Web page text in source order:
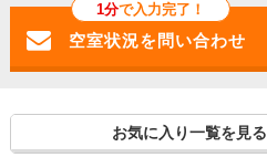
1分で入力完了！
お気に入り一覧を見る